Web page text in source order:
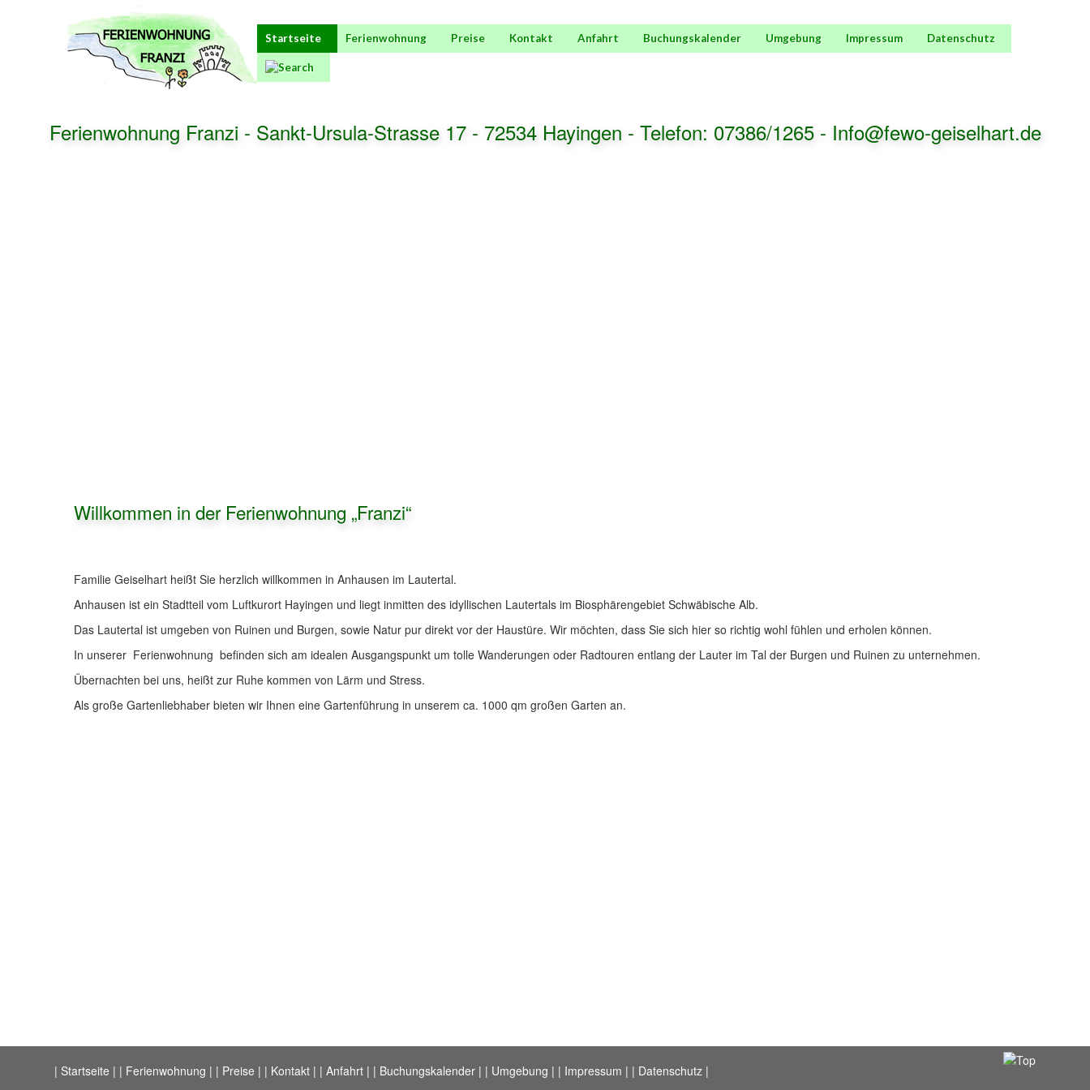
Startseite Ferienwohnung Preise Kontakt Anfahrt Buchungskalender Umgebung Impressum Datenschutz
Ferienwohnung Franzi - Sankt-Ursula-Strasse 17 - 72534 Hayingen - Telefon: 07386/1265 - Info@fewo-geiselhart.de
Willkommen in der Ferienwohnung „Franzi“
Familie Geiselhart heißt Sie herzlich willkommen in Anhausen im Lautertal.
Anhausen ist ein Stadtteil vom Luftkurort Hayingen und liegt inmitten des idyllischen Lautertals im Biosphärengebiet Schwäbische Alb.
Das Lautertal ist umgeben von Ruinen und Burgen, sowie Natur pur direkt vor der Haustüre. Wir möchten, dass Sie sich hier so richtig wohl fühlen und erholen können.
In unserer Ferienwohnung befinden sich am idealen Ausgangspunkt um tolle Wanderungen oder Radtouren entlang der Lauter im Tal der Burgen und Ruinen zu unternehmen.
Übernachten bei uns, heißt zur Ruhe kommen von Lärm und Stress.
Als große Gartenliebhaber bieten wir Ihnen eine Gartenführung in unserem ca. 1000 qm großen Garten an.
| Startseite | | Ferienwohnung | | Preise | | Kontakt | | Anfahrt | | Buchungskalender | | Umgebung | | Impressum | | Datenschutz |